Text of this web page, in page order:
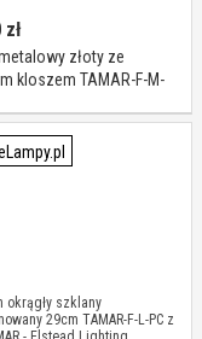
zł
złoty ze
kloszem TAMAR-F-M-